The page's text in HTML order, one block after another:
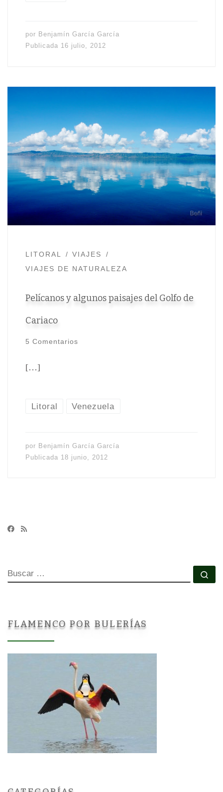
por Benjamín García García
Publicada 16 julio, 2012
LITORAL
VIAJES
VIAJES DE NATURALEZA
Pelícanos y algunos paisajes del Golfo de
Cariaco
5 Comentarios
[…]
Litoral Venezuela
por Benjamín García García
Publicada 18 junio, 2012
BUSCAR
FLAMENCO POR BULERÍAS